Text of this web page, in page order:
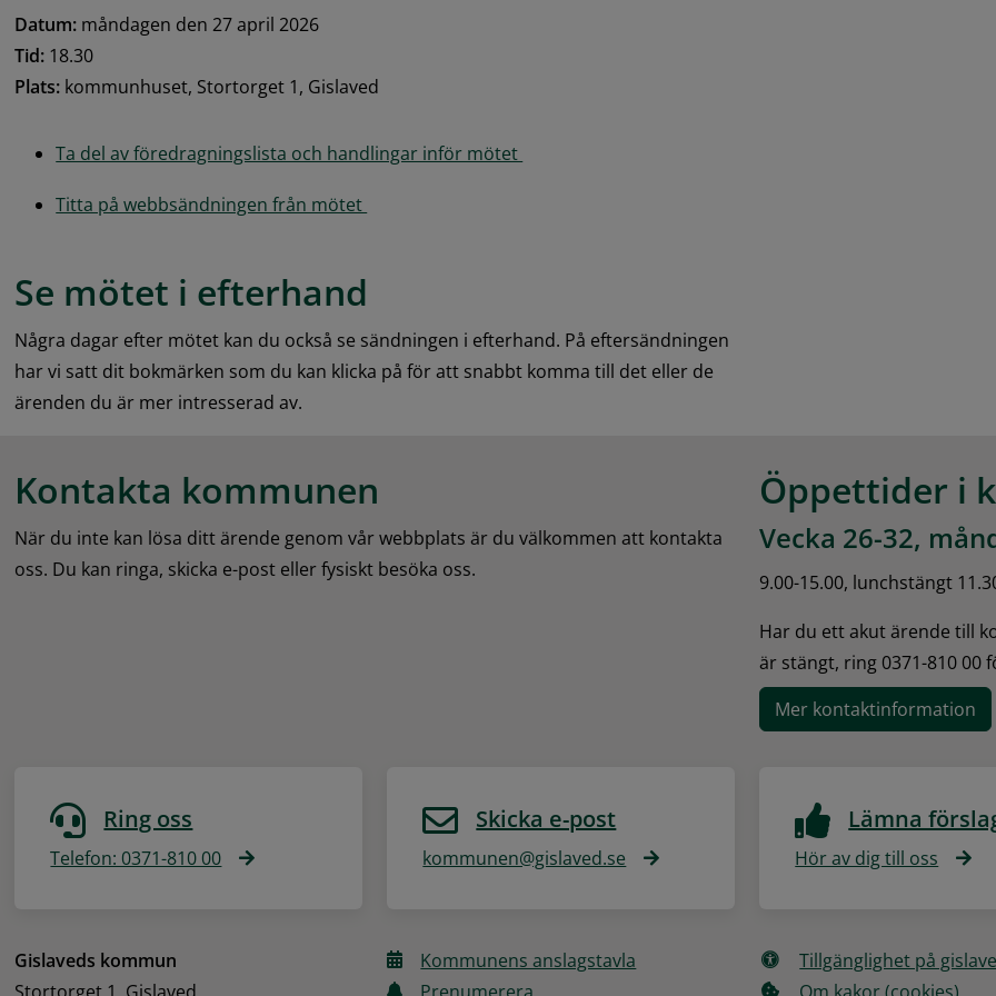
Datum: måndagen den 27 april 2026
Tid: 18.30
Plats: kommunhuset, Stortorget 1, Gislaved
Ta del av föredragningslista och handlingar inför mötet
Titta på webbsändningen från mötet
Se mötet i efterhand
Några dagar efter mötet kan du också se sändningen i efterhand. På eftersändningen
har vi satt dit bokmärken som du kan klicka på för att snabbt komma till det eller de
ärenden du är mer intresserad av.
Kontakta kommunen
När du inte kan lösa ditt ärende genom vår webbplats är du välkommen att kontakta
oss. Du kan ringa, skicka e-post eller fysiskt besöka oss.
Öppettider i
Vecka 26-32,
9.00-15.00, lunchstängt
Har du ett akut ärende till
är stängt, ring 0371-810
Mer kontaktinformation
Ring oss
Telefon: 0371-810 00
Skicka e-post
kommunen@gislaved.se
Lämna
Hör av dig till oss
Gislaveds kommun
Kommunens anslagstavla
Tillgänglighet på